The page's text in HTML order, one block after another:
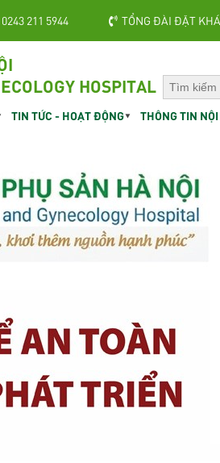
211 5944 TỔNG ĐÀI ĐẶT
HOSPITAL
TIN TỨC - HOẠT ĐỘNG THÔNG TIN